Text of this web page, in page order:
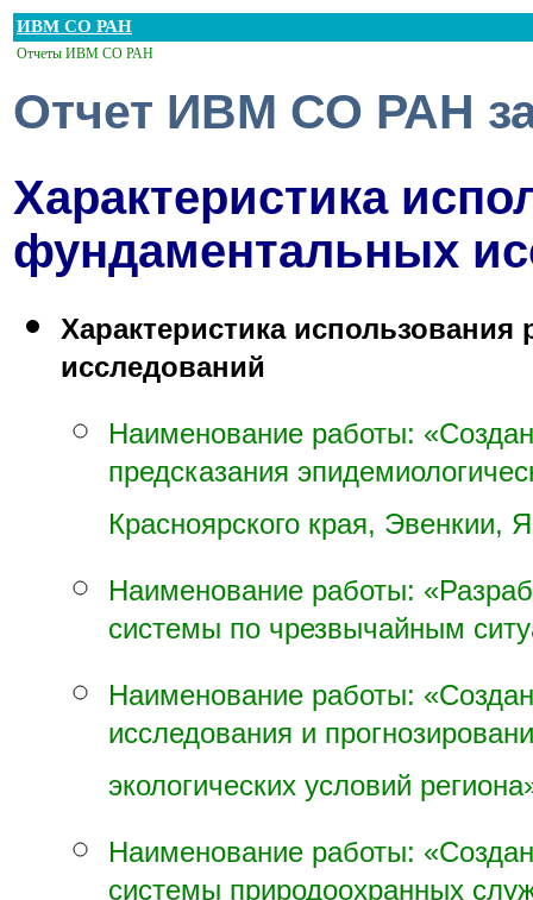
ИВМ СО РАН
Отчеты ИВМ СО РАН
Отчет ИВМ СО РАН за
Характеристика
фундаментальных
Характеристика
исследований
Наименование работы:
предсказания
Красноярского края, Эвенкии,
Наименование работы:
системы по чрезвычайным
Наименование работы:
исследования и
экологических условий
Наименование работы: